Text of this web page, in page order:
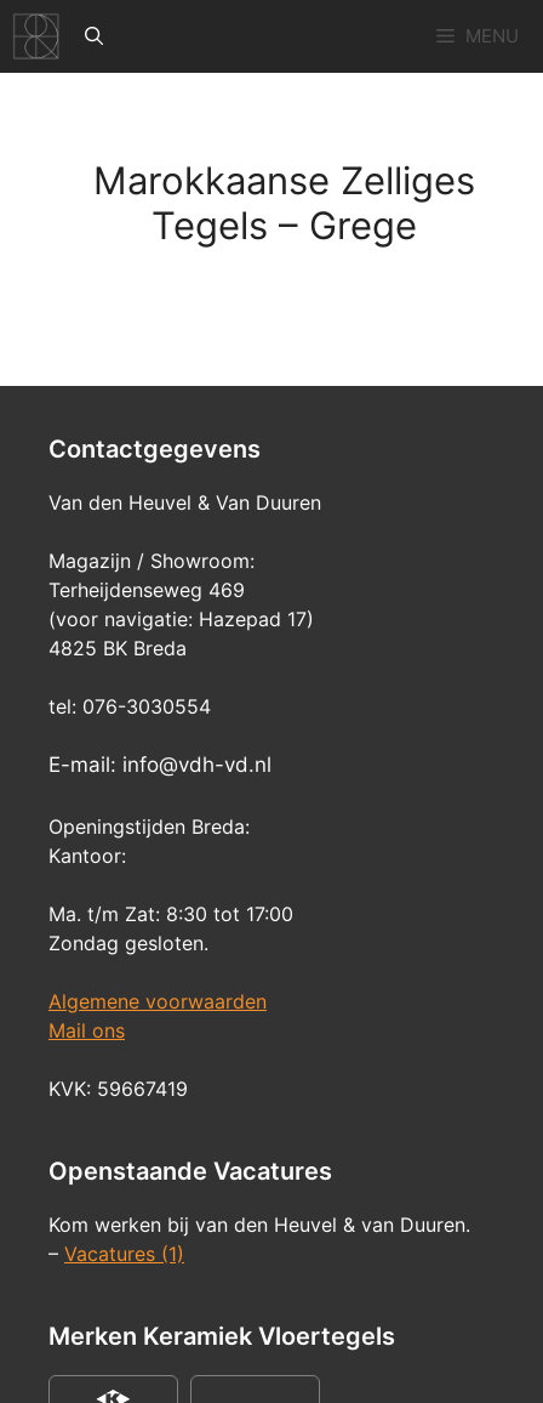
Ga
naar
de
MENU
Marokkaanse Zelliges
Tegels – Grege
Contactgegevens
Van den Heuvel & Van Duuren
Magazijn / Showroom:
Terheijdenseweg 469
(voor navigatie: Hazepad 17)
4825 BK Breda
tel: 076-3030554
E-mail: info@vdh-vd.nl
Openingstijden Breda:
Kantoor:
Ma. t/m Zat: 8:30 tot 17:00
Zondag gesloten.
Algemene voorwaarden
Mail ons
KVK: 59667419
Openstaande Vacatures
Kom werken bij van den Heuvel & van Duuren.
– Vacatures (1)
Merken Keramiek Vloertegels